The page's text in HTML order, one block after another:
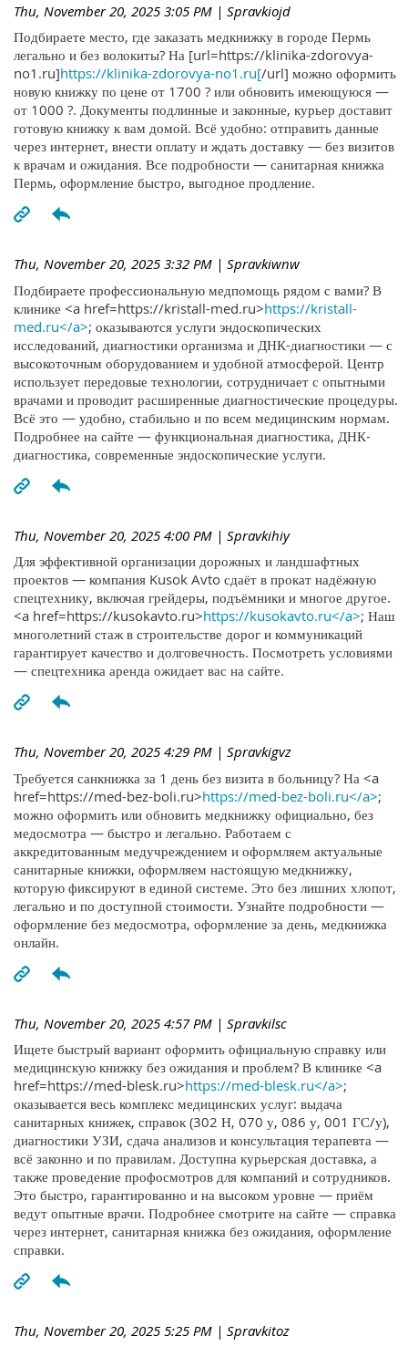
Thu, November 20, 2025 3:05 PM | Spravkiojd
Подбираете место, где заказать медкнижку в городе Пермь
легально и без волокиты? На [url=https://klinika-zdorovya-
no1.ru]https://klinika-zdorovya-no1.ru[/url] можно оформить
новую книжку по цене от 1700 ? или обновить имеющуюся —
от 1000 ?. Документы подлинные и законные, курьер доставит
готовую книжку к вам домой. Всё удобно: отправить данные
через интернет, внести оплату и ждать доставку — без визитов
к врачам и ожидания. Все подробности — санитарная книжка
Пермь, оформление быстро, выгодное продление.
Thu, November 20, 2025 3:32 PM | Spravkiwnw
Подбираете профессиональную медпомощь рядом с вами? В
клинике <a href=https://kristall-med.ru>https://kristall-
med.ru</a>; оказываются услуги эндоскопических
исследований, диагностики организма и ДНК-диагностики — с
высокоточным оборудованием и удобной атмосферой. Центр
использует передовые технологии, сотрудничает с опытными
врачами и проводит расширенные диагностические процедуры.
Всё это — удобно, стабильно и по всем медицинским нормам.
Подробнее на сайте — функциональная диагностика, ДНК-
диагностика, современные эндоскопические услуги.
Thu, November 20, 2025 4:00 PM | Spravkihiy
Для эффективной организации дорожных и ландшафтных
проектов — компания Kusok Avto сдаёт в прокат надёжную
спецтехнику, включая грейдеры, подъёмники и многое другое.
<a href=https://kusokavto.ru>https://kusokavto.ru</a>; Наш
многолетний стаж в строительстве дорог и коммуникаций
гарантирует качество и долговечность. Посмотреть условиями
— спецтехника аренда ожидает вас на сайте.
Thu, November 20, 2025 4:29 PM | Spravkigvz
Требуется санкнижка за 1 день без визита в больницу? На <a
href=https://med-bez-boli.ru>https://med-bez-boli.ru</a>;
можно оформить или обновить медкнижку официально, без
медосмотра — быстро и легально. Работаем с
аккредитованным медучреждением и оформляем актуальные
санитарные книжки, оформляем настоящую медкнижку,
которую фиксируют в единой системе. Это без лишних хлопот,
легально и по доступной стоимости. Узнайте подробности —
оформление без медосмотра, оформление за день, медкнижка
онлайн.
Thu, November 20, 2025 4:57 PM | Spravkilsc
Ищете быстрый вариант оформить официальную справку или
медицинскую книжку без ожидания и проблем? В клинике <a
href=https://med-blesk.ru>https://med-blesk.ru</a>;
оказывается весь комплекс медицинских услуг: выдача
санитарных книжек, справок (302 Н, 070 у, 086 у, 001 ГС/у),
диагностики УЗИ, сдача анализов и консультация терапевта —
всё законно и по правилам. Доступна курьерская доставка, а
также проведение профосмотров для компаний и сотрудников.
Это быстро, гарантированно и на высоком уровне — приём
ведут опытные врачи. Подробнее смотрите на сайте — справка
через интернет, санитарная книжка без ожидания, оформление
справки.
Thu, November 20, 2025 5:25 PM | Spravkitoz